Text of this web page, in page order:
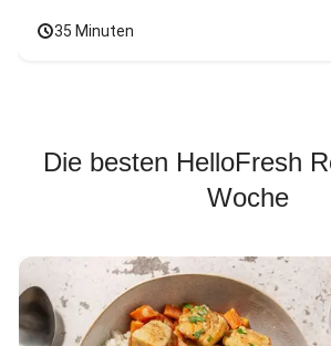
35 Minuten
Die besten HelloFresh
Woche